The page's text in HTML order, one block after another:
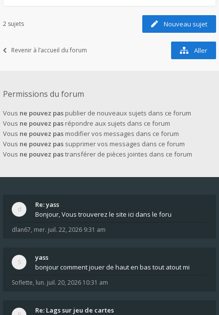
Nouveau sujet
2 sujets
Revenir à l’accueil du forum Aller
Permissions du forum
Vous ne pouvez pas publier de nouveaux sujets dans ce forum
Vous ne pouvez pas répondre aux sujets dans ce forum
Vous ne pouvez pas modifier vos messages dans ce forum
Vous ne pouvez pas supprimer vos messages dans ce forum
Vous ne pouvez pastransférer de pièces jointes dans ce forum
Re: yass
Bonjour, Vous trouverez le site ici dans le foru
dlan67, mer. juil. 22, 2026 9:31 am
yass
bonjour comment jouer de haut en bas tout atout mi
Soflette, lun. juil. 20, 2026 10:31 am
Re: Lags sur jeu de cartes